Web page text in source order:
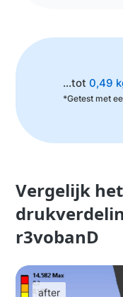
...tot 0,49
*Getest met
Vergelijk
r3vobanD